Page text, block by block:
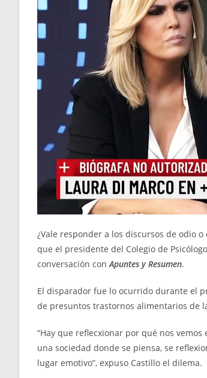
¿Vale responder a los discursos de odio
que el presidente del Colegio de
conversación conApuntes y Resumen.
El disparador fue lo ocurrido durante el
de presuntos trastornos alimentarios de
“Hay que reflecxionar por qué nos
una sociedad donde se piensa, se
lugar emotivo”, expuso Castillo el dilema.